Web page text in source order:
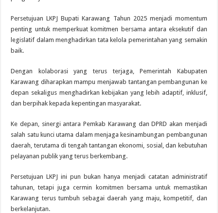
Persetujuan LKPJ Bupati Karawang Tahun 2025 menjadi momentum
penting untuk memperkuat komitmen bersama antara eksekutif dan
legislatif dalam menghadirkan tata kelola pemerintahan yang semakin
baik.
Dengan kolaborasi yang terus terjaga, Pemerintah Kabupaten
Karawang diharapkan mampu menjawab tantangan pembangunan ke
depan sekaligus menghadirkan kebijakan yang lebih adaptif, inklusif,
dan berpihak kepada kepentingan masyarakat.
Ke depan, sinergi antara Pemkab Karawang dan DPRD akan menjadi
salah satu kunci utama dalam menjaga kesinambungan pembangunan
daerah, terutama di tengah tantangan ekonomi, sosial, dan kebutuhan
pelayanan publik yang terus berkembang.
Persetujuan LKPJ ini pun bukan hanya menjadi catatan administratif
tahunan, tetapi juga cermin komitmen bersama untuk memastikan
Karawang terus tumbuh sebagai daerah yang maju, kompetitif, dan
berkelanjutan.